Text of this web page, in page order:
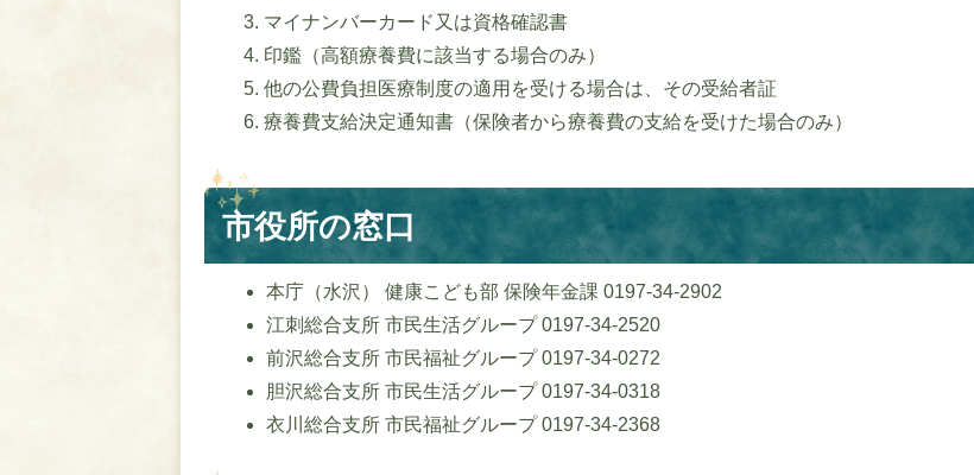
マイナンバーカード又は資格確認書
印鑑（高額療養費に該当する場合のみ）
他の公費負担医療制度の適用を受ける場合は、その受給者証
療養費支給決定通知書（保険者から療養費の支給を受けた場合のみ）
市役所の窓口
本庁（水沢） 健康こども部 保険年金課 0197-34-2902
江刺総合支所 市民生活グループ 0197-34-2520
前沢総合支所 市民福祉グループ 0197-34-0272
胆沢総合支所 市民生活グループ 0197-34-0318
衣川総合支所 市民福祉グループ 0197-34-2368